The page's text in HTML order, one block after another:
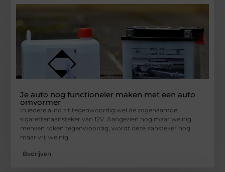
Je auto nog functioneler maken met een auto
omvormer
In iedere auto zit tegenwoordig wel de zogenaamde
sigarettenaansteker van 12V. Aangezien nog maar weinig
mensen roken tegenwoordig, wordt deze aansteker nog
maar vrij weinig
Bedrijven